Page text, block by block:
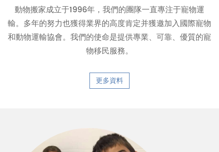
動物搬家成立于1996年，我們的團隊一直專注于寵物運
輸。多年的努力也獲得業界的高度肯定并獲邀加入國際寵物
和動物運輸協會。我們的使命是提供專業、可靠、優質的寵
物移民服務。
更多資料